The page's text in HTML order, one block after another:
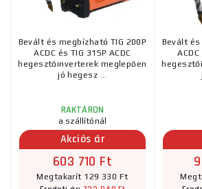
Bevált és megbízható TIG 200P
ACDC és TIG 315P ACDC
hegesztőinverterek meglepően
jó hegesz ...
RAKTÁRON
a szállítónál
Akciós ár
603 710 Ft
Megtakarít 129 330 Ft
Bevált és